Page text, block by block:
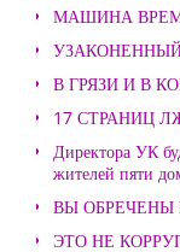
МАШИНА
В ГРЯЗИ И В
17 СТРАНИЦ
Директора УК
жителей пяти
ВЫ ОБРЕЧЕНЫ
ЭТО НЕ